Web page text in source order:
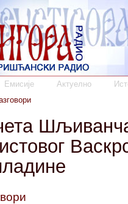
Емисије Актуелно